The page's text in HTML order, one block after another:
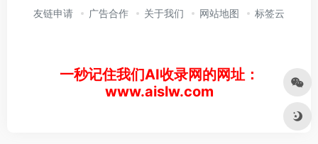
友链申请 广告合作 关于我们 网站地图 标签云
一秒记住我们AI收录网的网址：
www.aislw.com